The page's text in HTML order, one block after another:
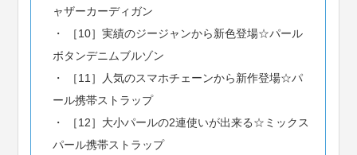
ャザーカーディガン
［10］実績のジージャンから新色登場☆パール
ボタンデニムブルゾン
［11］人気のスマホチェーンから新作登場☆パ
ール携帯ストラップ
［12］大小パールの2連使いが出来る☆ミックス
パール携帯ストラップ